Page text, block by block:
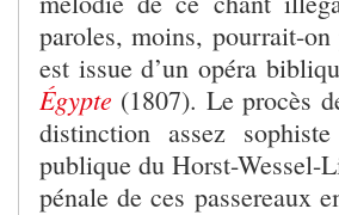
paroles, moins, pourrait-on
est issue d’un opéra
Égypte (1807). Le procès
distinction assez
publique du Horst-Wessel-
pénale de ces passereaux